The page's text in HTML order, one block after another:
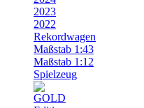
2023
2022
Rekordwagen
Maßstab 1:43
Maßstab 1:12
Spielzeug